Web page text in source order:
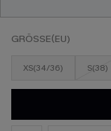
GRÖSSE(EU)
XS(34/36) S(38)